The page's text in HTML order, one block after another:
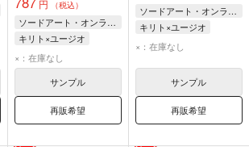
円 （税込）
ソードアート・オンライン
キリト×ユージオ
キリト
ユージオ
×：在庫なし
サンプル
再販希望
ソードアート・オンライン
キリト×ユージオ
キリト
ユージオ
×：在庫なし
サンプル
再販希望